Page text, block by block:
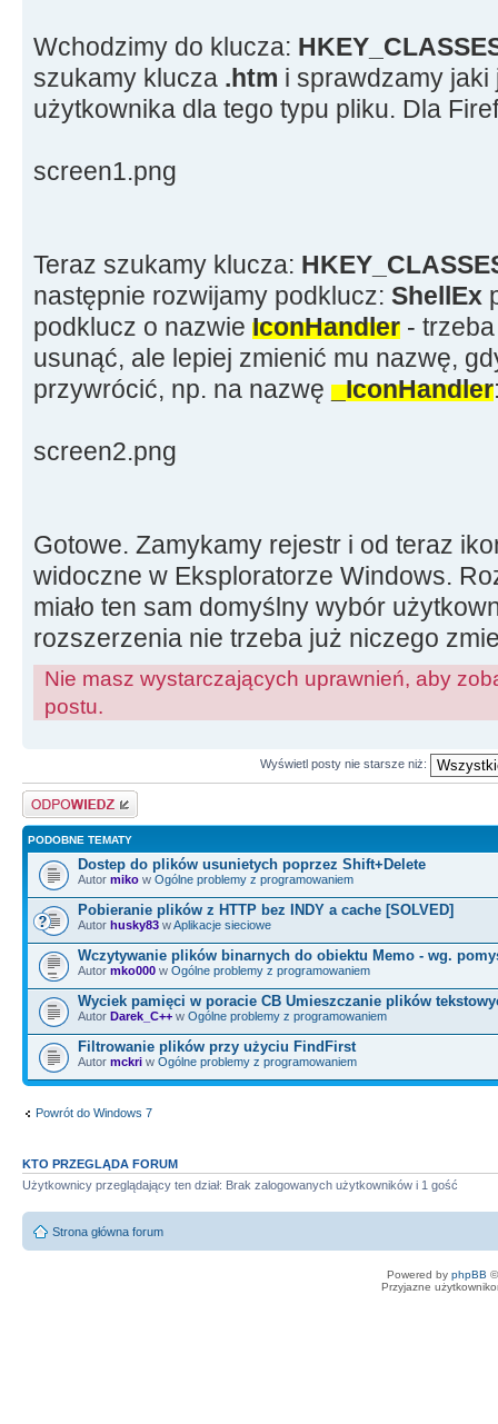
Wchodzimy do klucza:
szukamy klucza .htm i sprawdzamy
użytkownika dla tego typu pliku. Dla
screen1.png
Teraz szukamy klucza:
następnie rozwijamy podklucz: ShellEx
podklucz o nazwie IconHandler -
usunąć, ale lepiej zmienić mu nazwę,
przywrócić, np. na nazwę _IconHandler
screen2.png
Gotowe. Zamykamy rejestr i od teraz
widoczne w Eksploratorze Windows.
miało ten sam domyślny wybór
rozszerzenia nie trzeba już niczego
Nie masz wystarczających uprawnień, aby
postu.
Wyświetl posty nie starsze niż:
Odpowiedz
PODOBNE TEMATY
Dostep do plików usunietych poprzez Shift+Delete
Autor miko w Ogólne problemy z programowaniem
Pobieranie plików z HTTP bez INDY a cache [SOLVED]
Autor husky83 wAplikacje sieciowe
Wczytywanie plików binarnych do obiektu Memo - wg.
Autor mko000 w Ogólne problemy z programowaniem
Wyciek pamięci w poracie CB Umieszczanie plików
Autor Darek_C++ w Ogólne problemy z programowaniem
Filtrowanie plików przy użyciu FindFirst
Autor mckri w Ogólne problemy z programowaniem
Powrót do Windows 7
KTO PRZEGLĄDA FORUM
Użytkownicy przeglądający ten dział: Brak zalogowanych użytkowników i 1 gość
Strona główna forum
Powered by phpBB
Przyjazne